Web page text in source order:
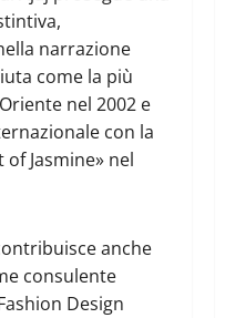
narrazione
come la più
nel 2002 e
con la
Jasmine» nel
anche
consulente
Design